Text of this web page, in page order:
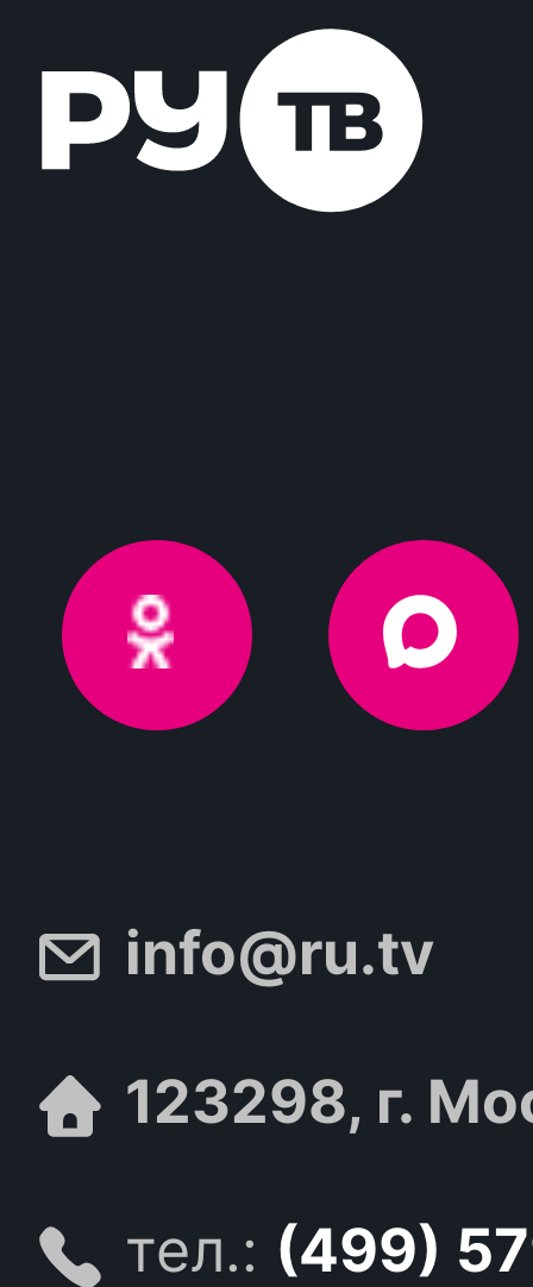
info@ru.tv
123298, г.
тел.: (499)